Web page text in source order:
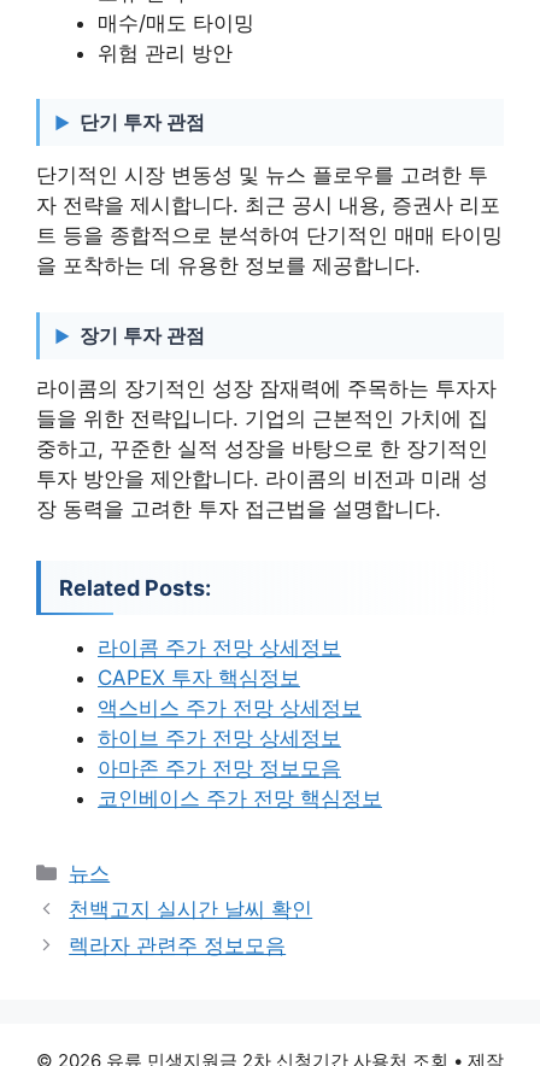
매수/매도 타이밍
위험 관리 방안
단기 투자 관점
단기적인 시장 변동성 및 뉴스 플로우를 고려한 투
자 전략을 제시합니다. 최근 공시 내용, 증권사 리포
트 등을 종합적으로 분석하여 단기적인 매매 타이밍
을 포착하는 데 유용한 정보를 제공합니다.
장기 투자 관점
라이콤의 장기적인 성장 잠재력에 주목하는 투자자
들을 위한 전략입니다. 기업의 근본적인 가치에 집
중하고, 꾸준한 실적 성장을 바탕으로 한 장기적인
투자 방안을 제안합니다. 라이콤의 비전과 미래 성
장 동력을 고려한 투자 접근법을 설명합니다.
Related Posts:
라이콤 주가 전망 상세정보
CAPEX 투자 핵심정보
액스비스 주가 전망 상세정보
하이브 주가 전망 상세정보
아마존 주가 전망 정보모음
코인베이스 주가 전망 핵심정보
카
테
리
뉴스
천백고지 실시간 날씨 확인
렉라자 관련주 정보모음
© 2026 유류 민생지원금 2차 신청기간 사용처 조회 • 제작